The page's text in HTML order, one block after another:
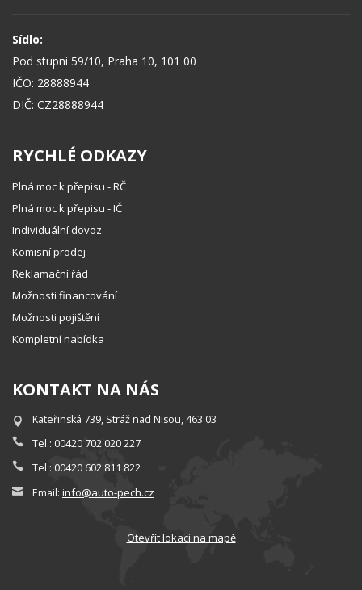
Sídlo:
Pod stupni 59/10, Praha 10, 101 00
IČO: 28888944
DIČ: CZ28888944
RYCHLÉ ODKAZY
Plná moc k přepisu - RČ
Plná moc k přepisu - IČ
Individuální dovoz
Komisní prodej
Reklamační řád
Možnosti financování
Možnosti pojištění
Kompletní nabídka
KONTAKT NA NÁS
Kateřinská 739, Stráž nad Nisou, 463 03
Tel.: 00420 702 020 227
Tel.: 00420 602 811 822
Email: info@auto-pech.cz
Otevřít lokaci na mapě